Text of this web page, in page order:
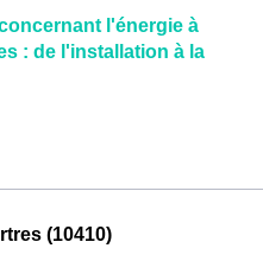
l'énergie à
: de l'installation à la
(10410)